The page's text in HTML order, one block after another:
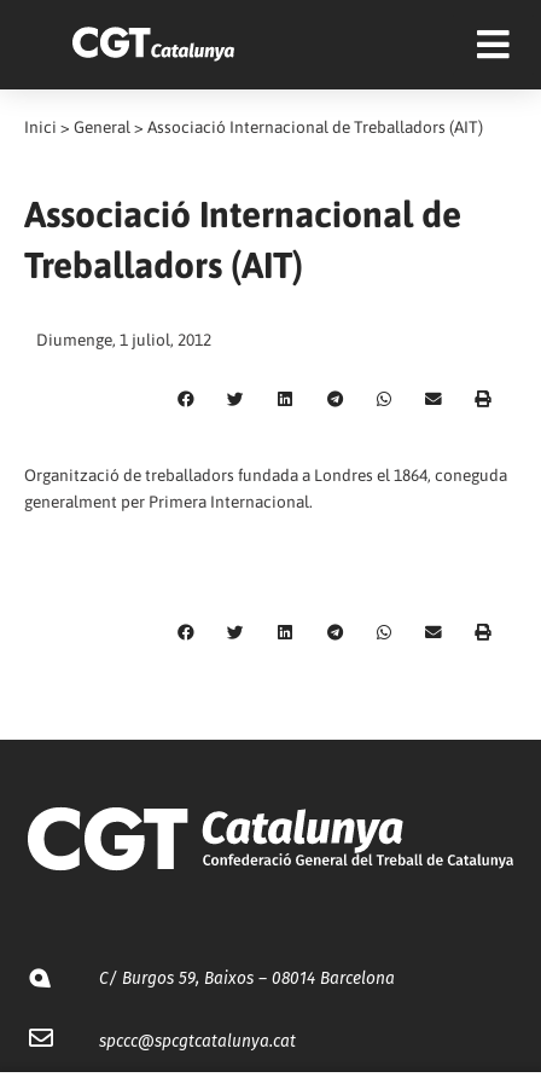
Inici > General > Associació Internacional de Treballadors (AIT)
Associació Internacional de
Treballadors (AIT)
Diumenge, 1 juliol, 2012
Organització de treballadors fundada a Londres el 1864, coneguda
generalment per Primera Internacional.
C/ Burgos 59, Baixos – 08014 Barcelona
spccc@spcgtcatalunya.cat